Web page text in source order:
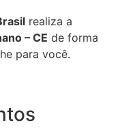
realiza a
– CE de forma
para você.